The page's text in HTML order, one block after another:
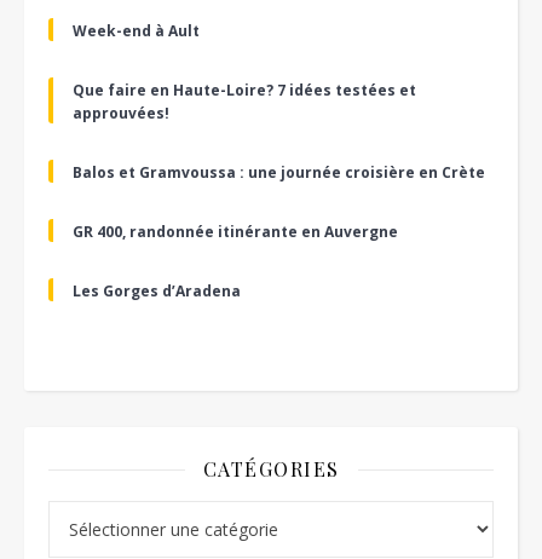
Week-end à Ault
Que faire en Haute-Loire? 7 idées testées et
approuvées!
Balos et Gramvoussa : une journée croisière en Crète
GR 400, randonnée itinérante en Auvergne
Les Gorges d’Aradena
CATÉGORIES